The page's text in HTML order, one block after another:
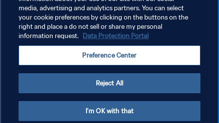
POLÍTICA DE PRIVACIDAD
TÉRMINOS DE SERVICIO
AJUSTAR LA CONFIGURACIÓN DE LAS COOKIES
media, advertising and analytics partners. You can select
your cookie preferences by clicking on the buttons on the
right and place a do not sell or share my personal
information request. Data Protection Portal
Preference Center
Reject All
I'm OK with that